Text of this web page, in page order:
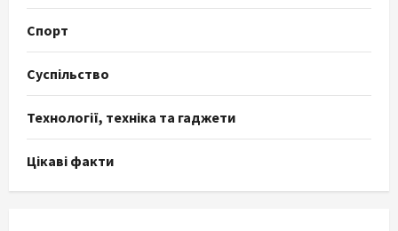
Спорт
Суспільство
Технології, техніка та гаджети
Цікаві факти